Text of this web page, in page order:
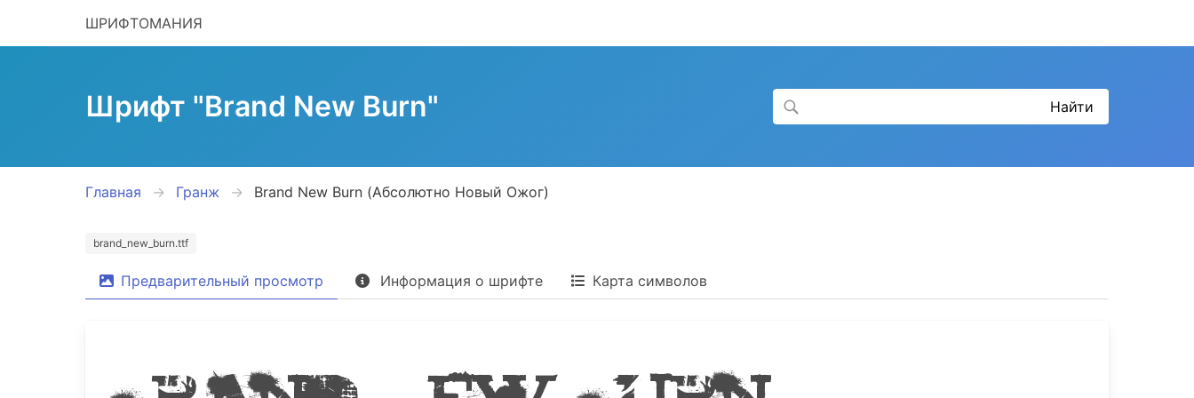
ШРИФТОМАНИЯ
Шрифт "Brand New Burn"
Главная Гранж Brand New Burn (Абсолютно Новый Ожог)
brand_new_burn.ttf
Предварительный просмотр Информация о шрифте Карта символов